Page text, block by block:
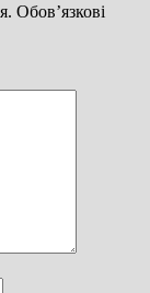
Обов’язкові